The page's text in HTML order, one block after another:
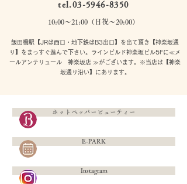
tel.03-5946-8350
10:00〜21:00（日祝〜20:00）
飯田橋駅【JRは西口・地下鉄はB3出口】を出て頂き【神楽坂通
り】をまっすぐ進んで下さい。ラインビルド神楽坂ビル5Fに≪メ
ールアンテリュール 神楽坂店 ≫がございます。※当店は【神楽
坂通り沿い】にあります。
ホットペッパービューティー
E-PARK
Instagram